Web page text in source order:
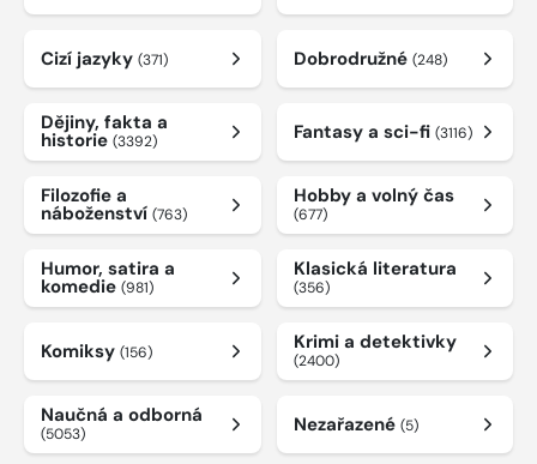
Cizí jazyky (371) Dobrodružné (248)
Dějiny, fakta a
historie (3392) Fantasy a sci-fi (3116)
Filozofie a
náboženství (763)
Hobby a volný čas
(677)
Humor, satira a
komedie (981)
Klasická literatura
(356)
Komiksy (156) Krimi a detektivky
(2400)
Naučná a odborná
(5053) Nezařazené (5)